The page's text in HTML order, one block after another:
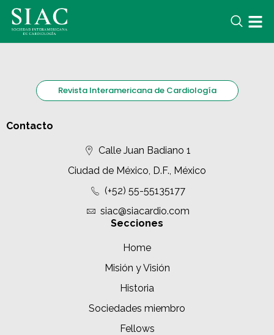
Revista Interamericana de Cardiología
Contacto
Calle Juan Badiano 1
Ciudad de México, D.F., México
(+52) 55-55135177
siac@siacardio.com
Secciones
Home
Misión y Visión
Historia
Sociedades miembro
Fellows